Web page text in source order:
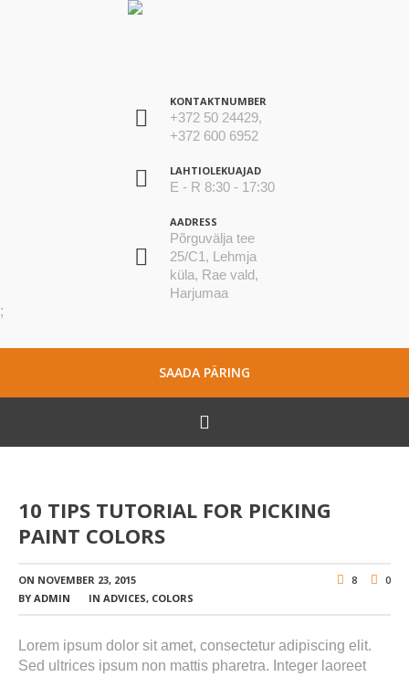
KONTAKTNUMBER
+372 50 24429,
+372 600 6952
LAHTIOLEKUAJAD
E - R 8:30 - 17:30
AADRESS
Põrguvälja tee
25/C1, Lehmja
küla, Rae vald,
Harjumaa
;
SAADA PÄRING
10 TIPS TUTORIAL FOR PICKING
PAINT COLORS
8 0
ON NOVEMBER 23, 2015
BY ADMIN IN ADVICES, COLORS
Lorem ipsum dolor sit amet, consectetur adipiscing elit.
Sed ultrices ipsum non mattis pharetra. Integer laoreet